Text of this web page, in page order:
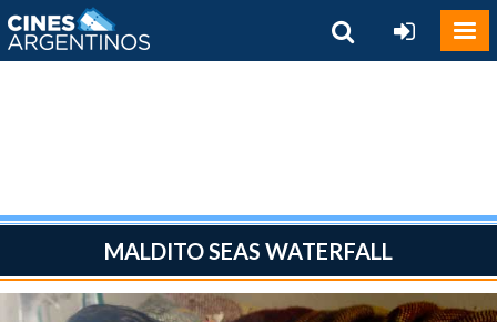
MALDITO SEAS WATERFALL